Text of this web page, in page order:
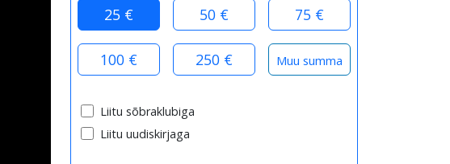
25 € 50 € 75 €
100 € 250 €
Liitu sõbraklubiga
Liitu uudiskirjaga